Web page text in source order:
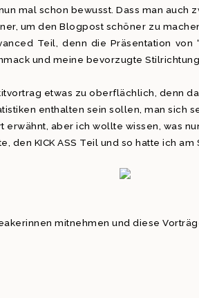
mal schon bewusst. Dass man auch
um den Blogpost schöner zu
Teil, denn die Präsentation von
und meine bevorzugte Stilrichtung.
etwas zu oberflächlich, denn
enthalten sein sollen, man sich
erwähnt, aber ich wollte wissen, was
den KICK ASS Teil und so hatte ich
mitnehmen und diese